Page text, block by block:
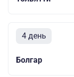
4 день
Болгар